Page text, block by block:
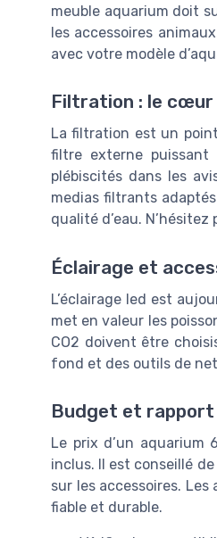
meuble aquarium doit
les accessoires
avec votre modèle
Filtration : le
La filtration est un
filtre externe puissant
plébiscités dans les
medias filtrants
qualité d’eau.
Éclairage et
L’éclairage led est
met en valeur les
CO2 doivent être
fond et des outils de
Budget et
Le prix d’un aquarium
inclus. Il est conseillé
sur les accessoires.
fiable et durable.